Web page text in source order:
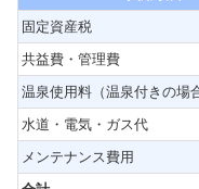
固定資産税
共益費・管理費
温泉使用料（温泉付きの場
水道・電気・ガス代
メンテナンス費用